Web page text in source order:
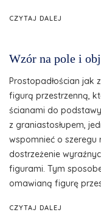
CZYTAJ DALEJ
Wzór na pole i
Prostopadłościan jak
figurą przestrzenną,
ścianami do
z graniastosłupem,
wspomnieć o szeregu
dostrzeżenie
figurami. Tym
omawianą figurę
CZYTAJ DALEJ